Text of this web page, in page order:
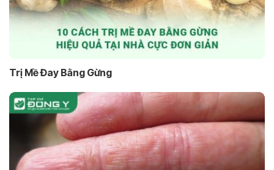
Trị Mề Đay Bằng Gừng